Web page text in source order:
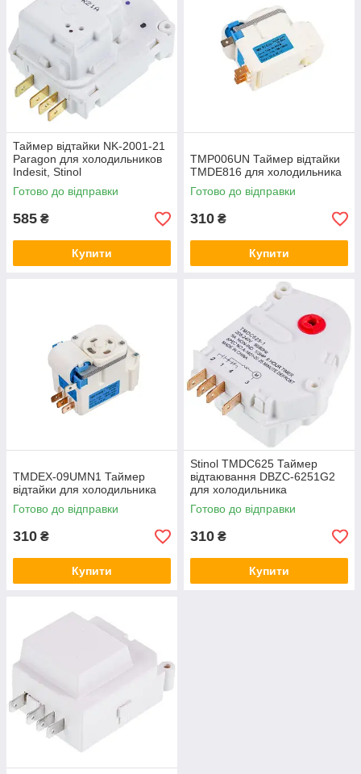
Таймер відтайки NK-2001-21
Paragon для холодильников
Indesit, Stinol
Готово до відправки
585 ₴
Купити
TMP006UN Таймер відтайки
TMDE816 для холодильника
Готово до відправки
310 ₴
Купити
TMDEX-09UMN1 Таймер
відтайки для холодильника
Готово до відправки
310 ₴
Купити
Stinol TMDC625 Таймер
відтаювання DBZC-6251G2
для холодильника
Готово до відправки
310 ₴
Купити